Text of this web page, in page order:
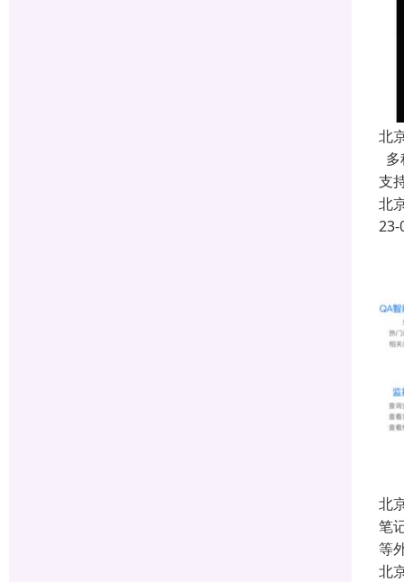
北
支
北
23-
北
笔
等
北